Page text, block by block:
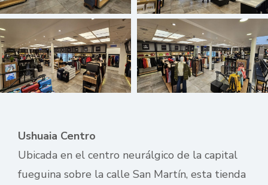
Ushuaia Centro
Ubicada en el centro neurálgico de la capital
fueguina sobre la calle San Martín, esta tienda